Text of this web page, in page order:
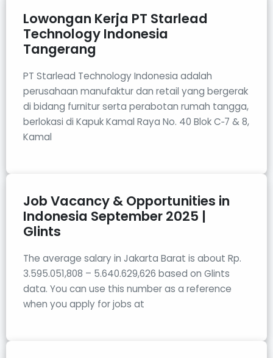
Lowongan Kerja PT Starlead
Technology Indonesia
Tangerang
PT Starlead Technology Indonesia adalah
perusahaan manufaktur dan retail yang bergerak
di bidang furnitur serta perabotan rumah tangga,
berlokasi di Kapuk Kamal Raya No. 40 Blok C‑7 & 8,
Kamal
Job Vacancy & Opportunities in
Indonesia September 2025 |
Glints
The average salary in Jakarta Barat is about Rp.
3.595.051,808 – 5.640.629,626 based on Glints
data. You can use this number as a reference
when you apply for jobs at